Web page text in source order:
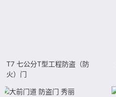
T7 七公分T型工程防盗（防
火）门